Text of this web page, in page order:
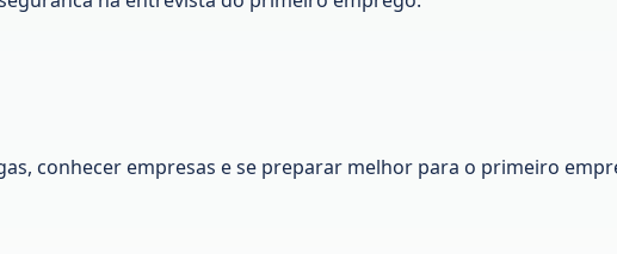
conhecer empresas e se preparar melhor para o primeiro